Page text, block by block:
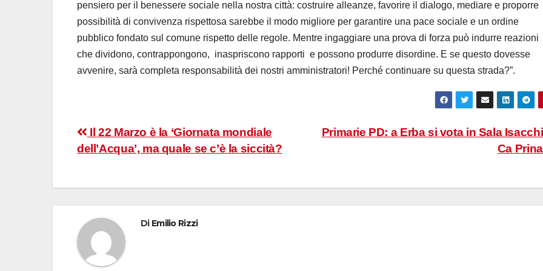
pensiero per il benessere sociale nella nostra città: costruire alleanze, favorire il dialogo, mediare e proporre
possibilità di convivenza rispettosa sarebbe il modo migliore per garantire una pace sociale e un ordine
pubblico fondato sul comune rispetto delle regole. Mentre ingaggiare una prova di forza può indurre reazioni
che dividono, contrappongono, inaspriscono rapporti e possono produrre disordine. E se questo dovesse
avvenire, sarà completa responsabilità dei nostri amministratori! Perché continuare su questa strada?”.
Navigazione
articoli
Primarie PD: a Erba si vota in Sala
Ca
Il 22 Marzo è la ‘Giornata mondiale
dell’Acqua’, ma quale se c’è la siccità?
Di Emilio Rizzi